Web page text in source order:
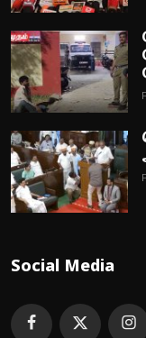
Social Media